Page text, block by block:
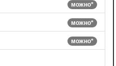
можно*
можно*
можно*